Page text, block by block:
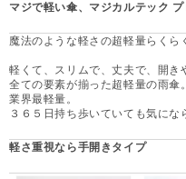
マジで軽い傘、マジカルテック
魔法のような軽さの超軽量らくら
軽くて、スリムで、丈夫で、開き
全ての要素が揃った超軽量の雨傘。
業界最軽量。
３６５日持ち歩いていても気にな
軽さ重視なら手開きタイプ